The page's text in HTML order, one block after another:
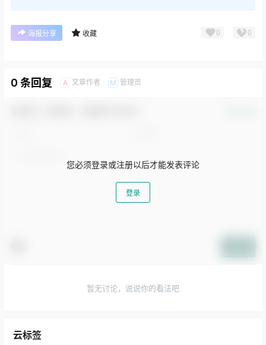
海报分享 收藏 0 0
0 条回复 A 文章作者 M 管理员
您必须登录或注册以后才能发表评论
登录
暂无讨论，说说你的看法吧
云标签